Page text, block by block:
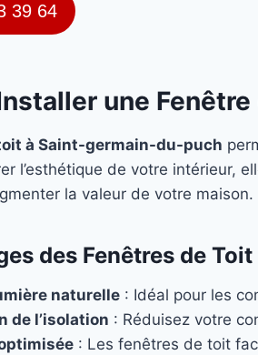
39 64
une
à Saint-germain-du-puch
l’esthétique de votre intérieur,
la valeur de votre maison.
des Fenêtres de
naturelle : Idéal pour les
de l’isolation : Réduisez votre
: Les fenêtres de toit